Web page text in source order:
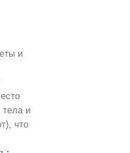
и
тела и
что